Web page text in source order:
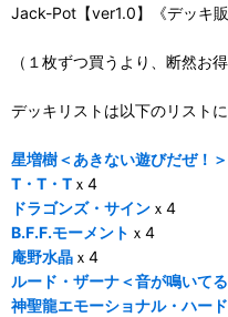
Jack-Pot【ver1.0】《デッキ販
（１枚ずつ買うより、断然お
デッキリストは以下のリスト
星増樹＜あきない遊びだぜ！＞
T・T・T ｘ4
ドラゴンズ・サイン ｘ4
B.F.F.モーメント ｘ4
庵野水晶 ｘ4
ルード・ザーナ＜音が鳴いて
神聖龍エモーショナル・ハー